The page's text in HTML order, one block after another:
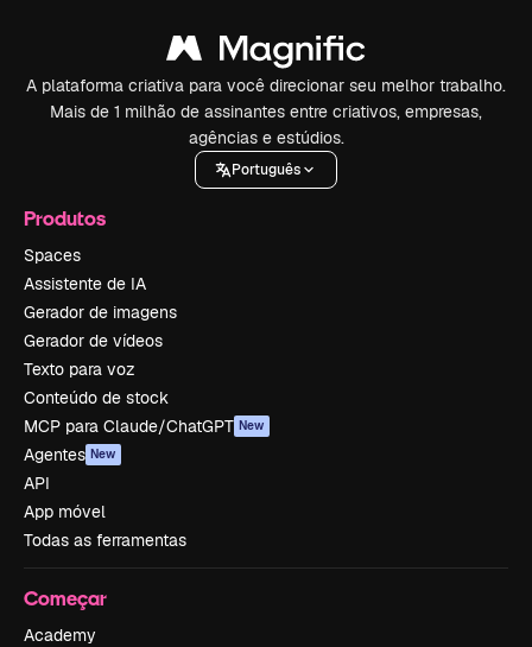
A plataforma criativa para você direcionar seu melhor trabalho.
Mais de 1 milhão de assinantes entre criativos, empresas,
agências e estúdios.
Português
Produtos
Spaces
Assistente de IA
Gerador de imagens
Gerador de vídeos
Texto para voz
Conteúdo de stock
MCP para Claude/ChatGPT New
Agentes New
API
App móvel
Todas as ferramentas
Começar
Academy